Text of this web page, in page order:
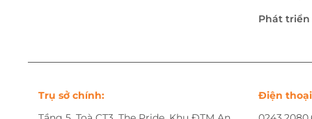
Phát
Trụ sở chính:
Điện